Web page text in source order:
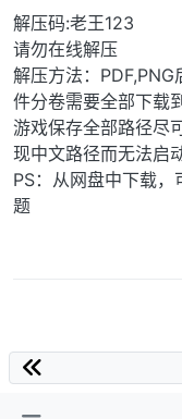
解压码:老王123
请勿在线解压
解压方法：
件分卷需要全部下载
游戏保存全部路径尽
现中文路径而无法启
PS：从网盘中下载
题